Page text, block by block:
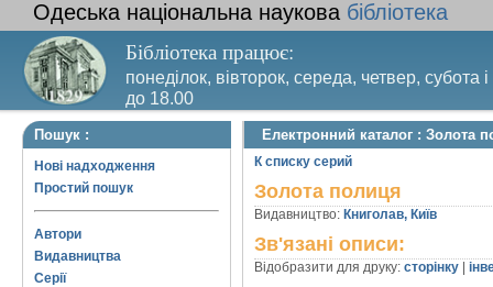
Одеська національна наукова бібліотека
Бібліотека працює:
понеділок, вівторок, середа, четвер, субота
до 18.00
Вихідний день – п’ятниця. Останній четвер
Пошук :
Нові надходження
Простий пошук
Автори
Видавництва
Серії
Електронний каталог : Золота
К списку серий
Золота полиця
Видавництво: Книголав, Київ
Зв'язані описи:
Відобразити для друку: сторінку